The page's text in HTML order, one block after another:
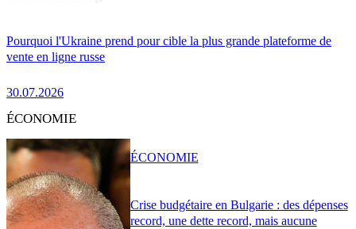
Pourquoi l'Ukraine prend pour cible la plus grande plateforme de
vente en ligne russe
30.07.2026
ÉCONOMIE
Crise budgétaire en Bulgarie : des dépenses
record, une dette record, mais aucune
ÉCONOMIE